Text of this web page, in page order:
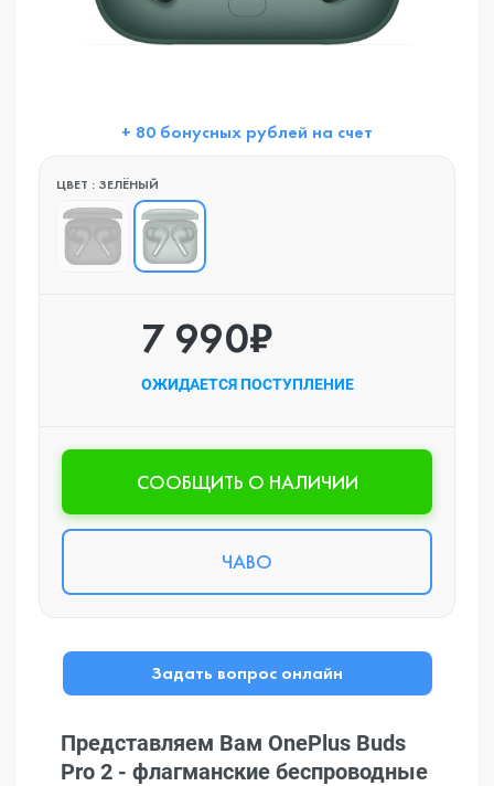
+ 80 бонусных рублей на счет
ЦВЕТ : ЗЕЛЁНЫЙ
7 990₽
ОЖИДАЕТСЯ ПОСТУПЛЕНИЕ
CООБЩИТЬ О НАЛИЧИИ
ЧАВО
Задать вопрос онлайн
Представляем Вам OnePlus Buds
Pro 2 - флагманские беспроводные